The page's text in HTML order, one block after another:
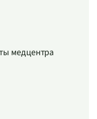
медцентра